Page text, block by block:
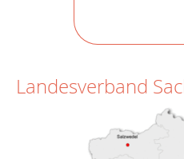
Landesverband